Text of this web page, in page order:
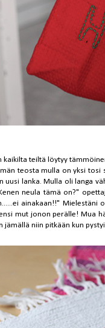
kaikilta teiltä löytyy
teosta mulla on yksi
uusi lanka. Mulla oli langa
neula tämä on?"
ainakaan!!" Mielestäni
mut jonon perälle! Mua
jämällä niin pitkään kun